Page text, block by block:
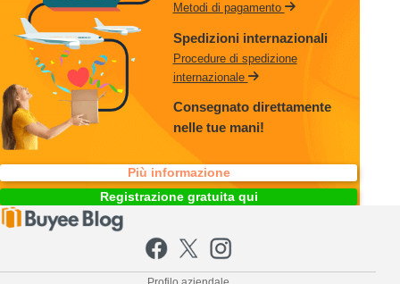
Metodi di pagamento
Spedizioni internazionali
Procedure di spedizione
internazionale
Consegnato direttamente
nelle tue mani!
Più informazione
Registrazione gratuita qui